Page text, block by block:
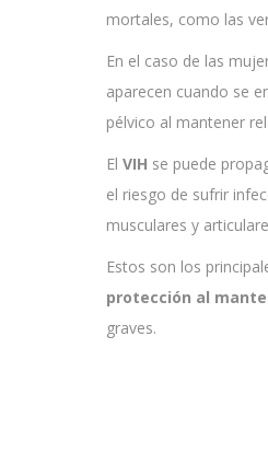
mortales, como las
En el caso de las
aparecen cuando se
pélvico al mantener
El VIH se puede
el riesgo de sufrir
musculares y
Estos son los
protección al
graves.